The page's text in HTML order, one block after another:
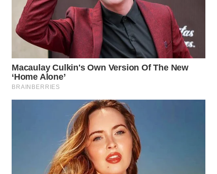
WN
SUMEDANG
WN
CIANJUR
WN